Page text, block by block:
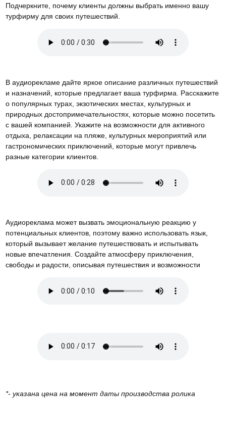
Подчеркните, почему клиенты должны выбрать именно вашу
турфирму для своих путешествий.
В аудиорекламе дайте яркое описание различных путешествий
и назначений, которые предлагает ваша турфирма. Расскажите
о популярных турах, экзотических местах, культурных и
природных достопримечательностях, которые можно посетить
с вашей компанией. Укажите на возможности для активного
отдыха, релаксации на пляже, культурных мероприятий или
гастрономических приключений, которые могут привлечь
разные категории клиентов.
Аудиореклама может вызвать эмоциональную реакцию у
потенциальных клиентов, поэтому важно использовать язык,
который вызывает желание путешествовать и испытывать
новые впечатления. Создайте атмосферу приключения,
свободы и радости, описывая путешествия и возможности
*- указана цена на момент даты производства ролика